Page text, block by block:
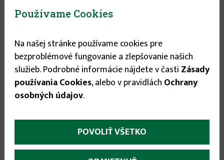
Expedícia do:
1-3 dní
0.80 €

Používame Cookies
Na našej stránke používame cookies pre
bezproblémové fungovanie a zlepšovanie našich
služieb. Podrobné informácie nájdete v časti Zásady
používania Cookies, alebo v pravidlách Ochrany
osobných údajov.
POVOLIŤ VŠETKO